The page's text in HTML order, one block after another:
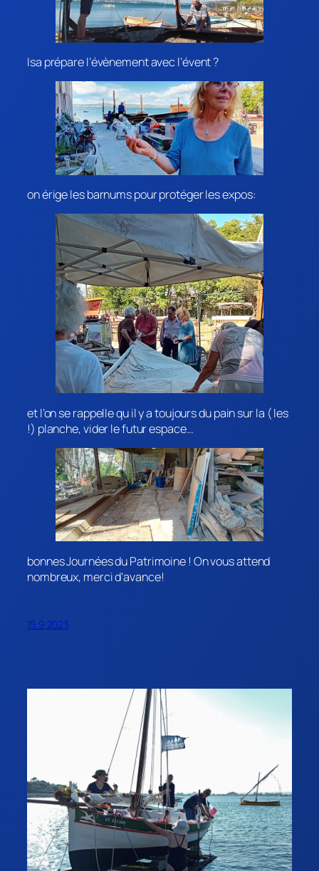
Isa prépare l’évènement avec l’évent ?
on érige les barnums pour protéger les expos:
et l’on se rappelle qu il y a toujours du pain sur la ( les
!) planche, vider le futur espace…
bonnes Journées du Patrimoine ! On vous attend
nombreux, merci d’avance!
15.9.2023